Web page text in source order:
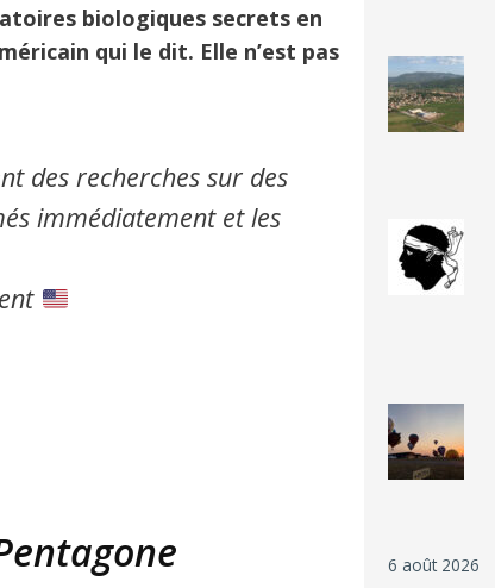
biologiques secrets en
qui le dit. Elle n’est pas
des recherches sur des
immédiatement et les
6 août 2026